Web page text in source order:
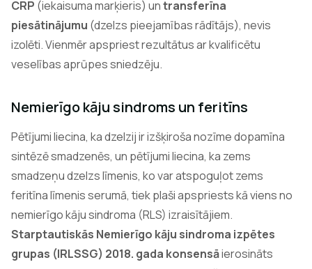
CRP (iekaisuma marķieris) untransferīna
piesātinājumu (dzelzs pieejamības rādītājs), nevis
izolēti. Vienmēr apspriest rezultātus ar kvalificētu
veselības aprūpes sniedzēju.
Nemierīgo kāju sindroms un feritīns
Pētījumi liecina, ka dzelzij ir izšķiroša nozīme dopamīna
sintēzē smadzenēs, un pētījumi liecina, ka zems
smadzeņu dzelzs līmenis, ko var atspoguļot zems
feritīna līmenis serumā, tiek plaši apspriests kā viens no
nemierīgo kāju sindroma (RLS) izraisītājiem.
Starptautiskās Nemierīgo kāju sindroma izpētes
grupas (IRLSSG) 2018. gada konsensāierosināts